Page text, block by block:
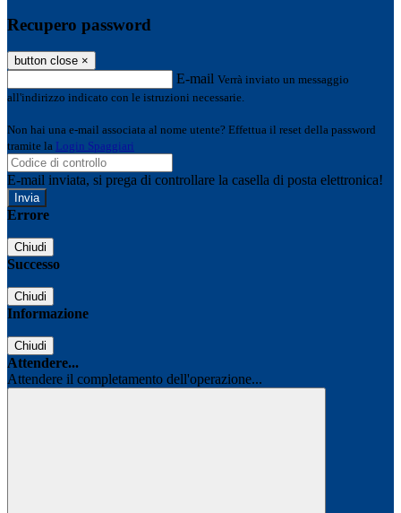
Recupero password
button close ×
E-mail Verrà inviato un messaggio
all'indirizzo indicato con le istruzioni necessarie.
Non hai una e-mail associata al nome utente? Effettua il reset della password
tramite la Login Spaggiari
E-mail inviata, si prega di controllare la casella di posta elettronica!
Errore
Chiudi
Successo
Chiudi
Informazione
Chiudi
Attendere...
Attendere il completamento dell'operazione...